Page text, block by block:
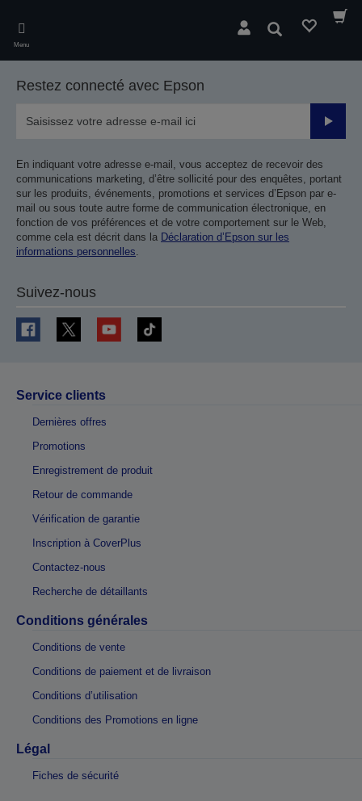
main
content
Menu
Rechercher
Restez connecté avec Epson
Valider
En indiquant votre adresse e-mail, vous acceptez de recevoir des
communications marketing, d’être sollicité pour des enquêtes, portant
sur les produits, événements, promotions et services d’Epson par e-
mail ou sous toute autre forme de communication électronique, en
fonction de vos préférences et de votre comportement sur le Web,
comme cela est décrit dans la Déclaration d’Epson sur les
informations personnelles.
Suivez-nous
Service clients
Dernières offres
Promotions
Enregistrement de produit
Retour de commande
Vérification de garantie
Inscription à CoverPlus
Contactez-nous
Recherche de détaillants
Conditions générales
Conditions de vente
Conditions de paiement et de livraison
Conditions d’utilisation
Conditions des Promotions en ligne
Légal
Fiches de sécurité